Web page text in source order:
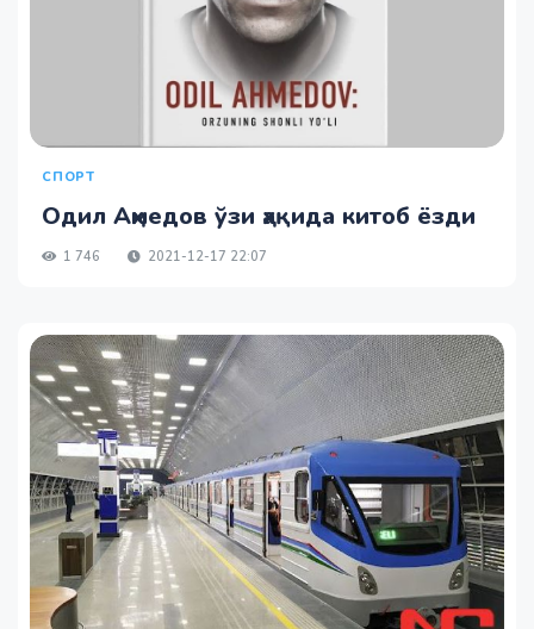
СПОРТ
Одил Аҳмедов ўзи ҳақида китоб ёзди
1 746 2021-12-17 22:07